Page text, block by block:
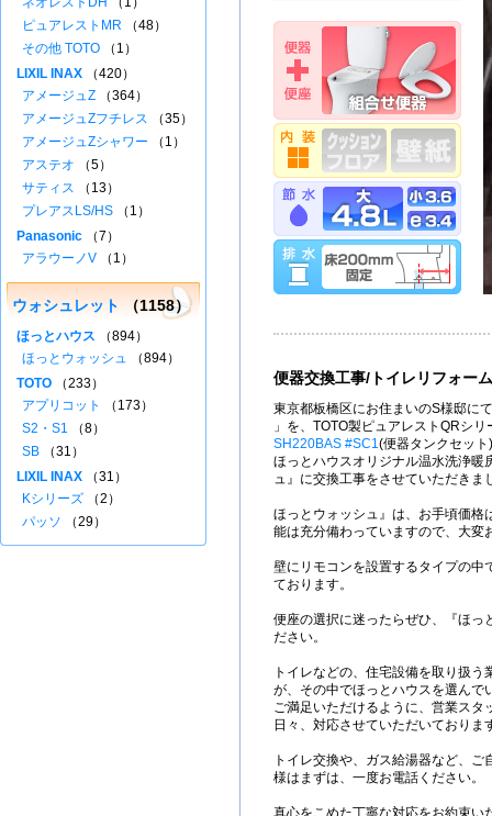
便器交換工事/トイレリフォーム
東京都板橋区にお住まいのS様邸に
」を、TOTO製ピュアレストQRシ
SH220BAS #SC1(便器タンクセット
ほっとハウスオリジナル温水洗浄暖
ュ』に交換工事をさせていただきま
ほっとウォッシュ』は、お手頃価格
能は充分備わっていますので、大変
壁にリモコンを設置するタイプの中
ております。
便座の選択に迷ったらぜひ、『ほっ
ださい。
トイレなどの、住宅設備を取り扱う
が、その中でほっとハウスを選んで
ご満足いただけるように、営業スタ
日々、対応させていただいておりま
トイレ交換や、ガス給湯器など、
様はまずは、一度お電話ください。
真心をこめた丁寧な対応をお約束い
ピュアレストMR （48）
その他 TOTO （1）
LIXIL INAX （420）
アメージュZ （364）
アメージュZフチレス （35）
アメージュZシャワー （1）
アステオ （5）
サティス （13）
プレアスLS/HS （1）
Panasonic （7）
アラウーノV （1）
ウォシュレット （1158）
ほっとハウス （894）
ほっとウォッシュ （894）
TOTO （233）
アプリコット
（173）
S2・S1 （8）
SB （31）
LIXIL INAX （31）
Kシリーズ （2）
パッソ （29）